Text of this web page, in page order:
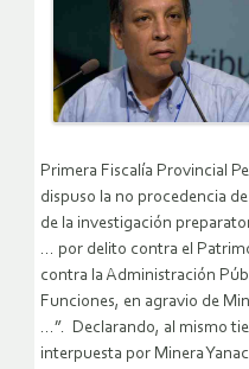
Primera Fiscalía Provincial
dispuso la no procedencia
de la investigación
… por delito contra el
contra la Administración
Funciones, en agravio de
…”. Declarando, al mismo
interpuesta por Minera